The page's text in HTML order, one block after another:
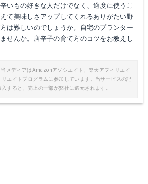
いもの好きな人だけでなく、適度に使うこ
て美味しさアップしてくれるありがたい野
は難しいのでしょうか。自宅のプランター
せんか。唐辛子の育て方のコツをお教えし
メディアはAmazonアソシエイト、楽天アフィリエイ
エイトプログラムに参加しています。当サービスの記
すると、売上の一部が弊社に還元されます。